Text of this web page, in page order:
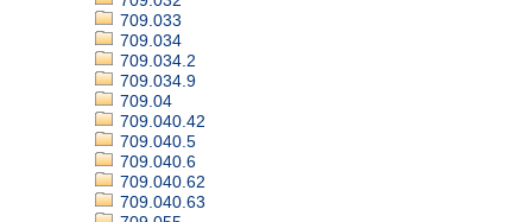
709.033
709.034
709.034.2
709.034.9
709.04
709.040.42
709.040.5
709.040.6
709.040.62
709.040.63